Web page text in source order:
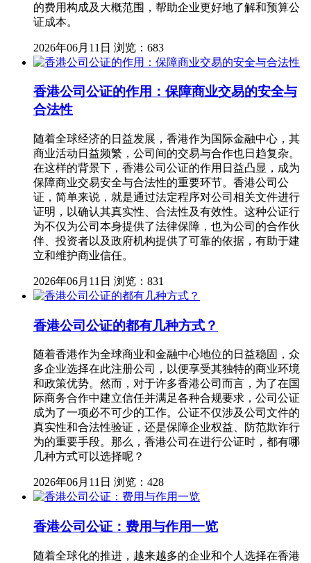
的费用构成及大概范围，帮助企业更好地了解和预算公
证成本。
2026年06月11日 浏览：683
香港公司公证的作用：保障商业交易的安全与
合法性
随着全球经济的日益发展，香港作为国际金融中心，其
商业活动日益频繁，公司间的交易与合作也日趋复杂。
在这样的背景下，香港公司公证的作用日益凸显，成为
保障商业交易安全与合法性的重要环节。香港公司公
证，简单来说，就是通过法定程序对公司相关文件进行
证明，以确认其真实性、合法性及有效性。这种公证行
为不仅为公司本身提供了法律保障，也为公司的合作伙
伴、投资者以及政府机构提供了可靠的依据，有助于建
立和维护商业信任。
2026年06月11日 浏览：831
香港公司公证的都有几种方式？
随着香港作为全球商业和金融中心地位的日益稳固，众
多企业选择在此注册公司，以便享受其独特的商业环境
和政策优势。然而，对于许多香港公司而言，为了在国
际商务合作中建立信任并满足各种合规要求，公司公证
成为了一项必不可少的工作。公证不仅涉及公司文件的
真实性和合法性验证，还是保障企业权益、防范欺诈行
为的重要手段。那么，香港公司在进行公证时，都有哪
几种方式可以选择呢？
2026年06月11日 浏览：428
香港公司公证：费用与作用一览
随着全球化的推进，越来越多的企业和个人选择在香港